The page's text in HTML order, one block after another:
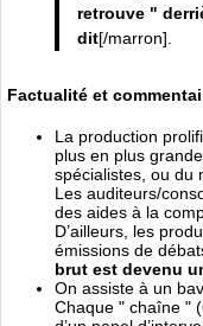
retrouve "
dit[/marron].
Factualité et
La production
plus en plus
spécialistes, ou du
Les auditeurs/
des aides à la
D’ailleurs, les
émissions de
brut est devenu
On assiste à un
Chaque " chaîne "